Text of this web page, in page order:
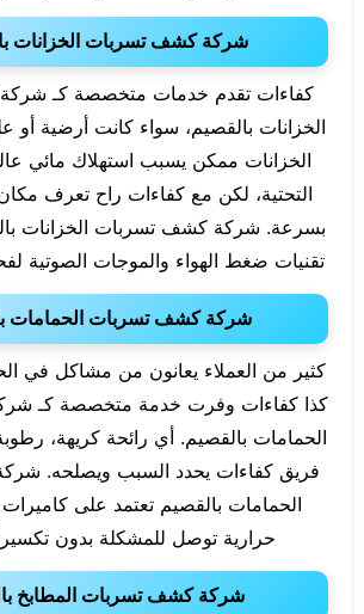
شركة كشف تسربات الخزانات
كفاءات تقدم خدمات متخصصة كـ
الخزانات بالقصيم، سواء كانت أرضية أو
الخزانات ممكن يسبب استهلاك مائي
التحتية، لكن مع كفاءات راح تعرف
بسرعة. شركة كشف تسربات الخزانات
تقنيات ضغط الهواء والموجات الصوتية
شركة كشف تسربات الحمامات
كثير من العملاء يعانون من مشاكل في
كذا كفاءات وفرت خدمة متخصصة كـ
الحمامات بالقصيم. أي رائحة كريهة،
فريق كفاءات يحدد السبب ويصلحه.
الحمامات بالقصيم تعتمد على
حرارية توصل للمشكلة بدون
شركة كشف تسربات المطابخ